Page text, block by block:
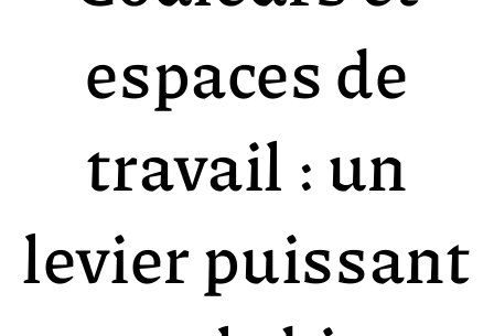
espaces de
travail : un
levier puissant